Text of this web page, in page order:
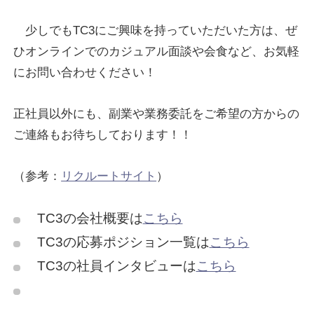
少しでもTC3にご興味を持っていただいた方は、ぜ
ひオンラインでのカジュアル面談や会食など、お気軽
にお問い合わせください！
正社員以外にも、副業や業務委託をご希望の方からの
ご連絡もお待ちしております！！
（参考： リクルートサイト ）
TC3の会社概要はこちら
TC3の応募ポジション一覧はこちら
TC3の社員インタビューはこちら